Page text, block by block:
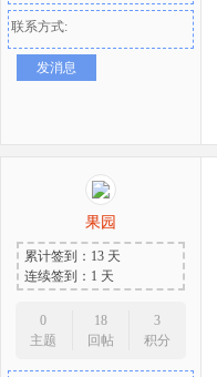
联系方式:
发消息
果园
累计签到：13 天
连续签到：1 天
0
主题
18
回帖
3
积分